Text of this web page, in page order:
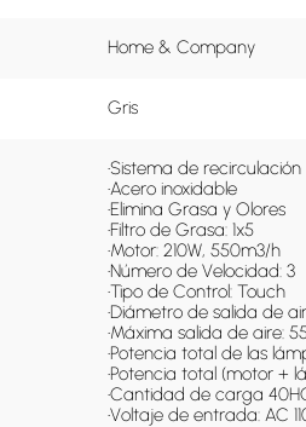
Home & Company
Gris
•Sistema de recirculación
•Acero inoxidable
•Elimina Grasa y Olores
•Filtro de Grasa: 1x5
•Motor: 210W, 550m3/h
•Número de Velocidad: 3
•Tipo de Control: Touch
•Diámetro de salida de
•Máxima salida de aire:
•Potencia total de las
•Potencia total (motor +
•Cantidad de carga
•Voltaje de entrada: AC